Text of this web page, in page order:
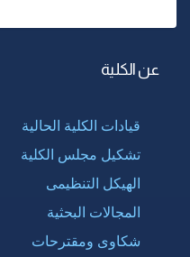
عن الكلية
قيادات الكلية الحالية
تشكيل مجلس الكلية
الهيكل التنظيمى
المجالات البحثية
شكاوى ومقترحات